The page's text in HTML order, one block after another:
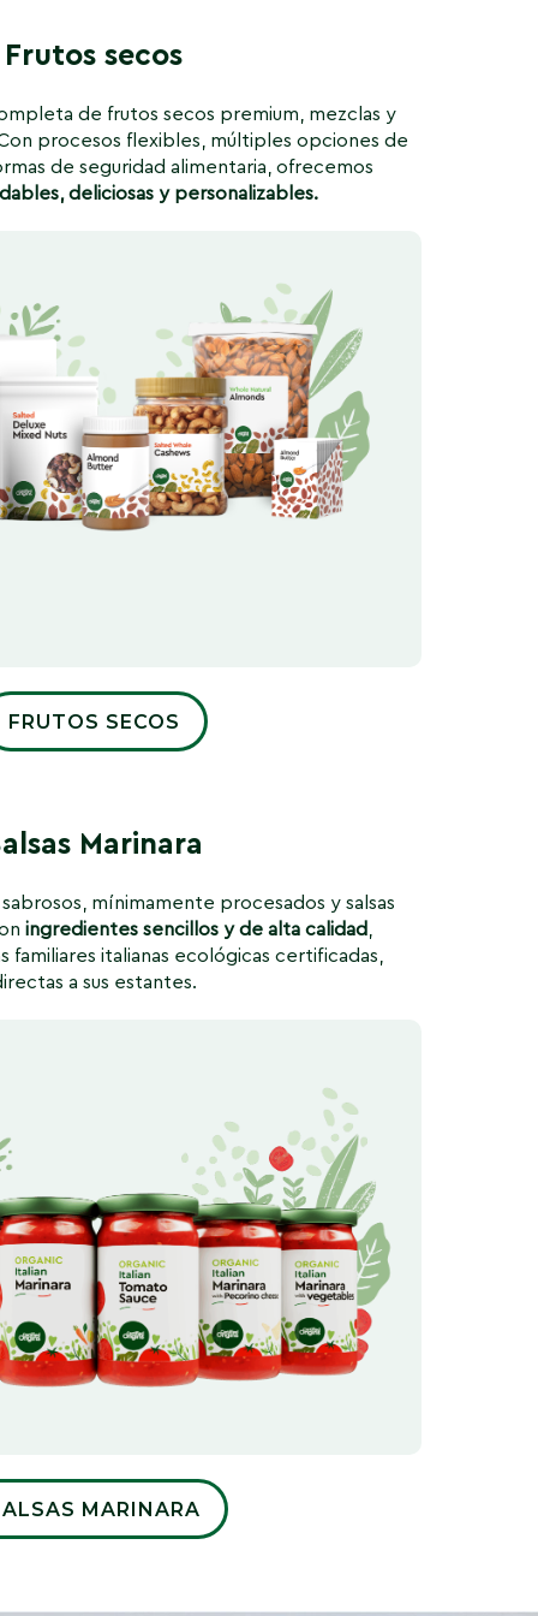
Frutos secos
de frutos secos premium, mezclas y
procesos flexibles, múltiples opciones de
de seguridad alimentaria, ofrecemos
deliciosas y personalizables.
FRUTOS SECOS
Marinara
mínimamente procesados y salsas
ingredientes sencillos y de alta calidad
italianas ecológicas certificadas,
a sus estantes.
MARINARA